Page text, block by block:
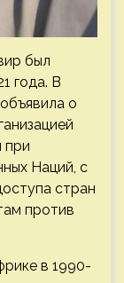
был
года. В
о
при
Наций, с
стран
против
в 1990-